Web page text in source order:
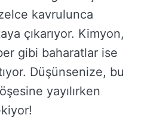
kavrulunca
çıkarıyor. Kimyon,
gibi baharatlar ise
Düşünsenize, bu
yayılırken